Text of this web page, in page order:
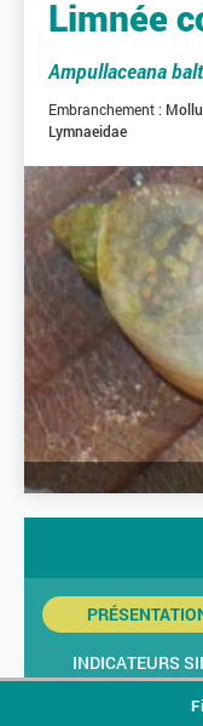
Limnée
Ampullaceana
Embranchement :
Lymnaeidae
INDICATEURS